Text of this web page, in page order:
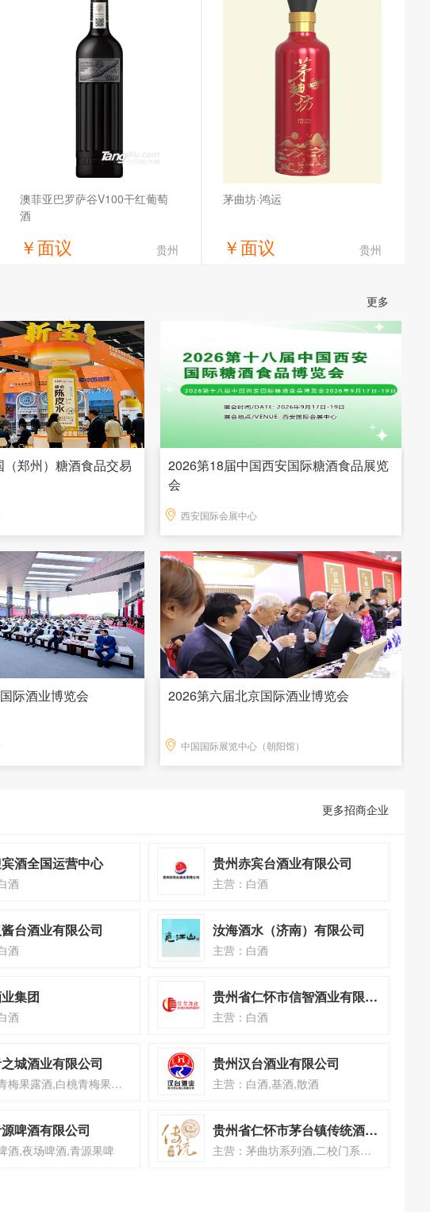
汝海酒水（济南）有限公司 比利時皇家啤酒酿造集团有限公司
澳菲亚巴罗萨谷V100干红葡萄
酒
￥面议 贵州
茅曲坊·鸿运
￥面议 贵州
贵州省仁怀市茅台镇传统酒业有限公
更多
郑州）糖酒食品交易
2026第18届中国西安国际糖酒食品展览
会
西安国际会展中心
际酒业博览会 2026第六届北京国际酒业博览会
中国国际展览中心（朝阳馆）
更多招商企业
酒全国运营中心
酒
贵州赤宾台酒业有限公司
主营：白酒
台酒业有限公司
酒
汝海酒水（济南）有限公司
主营：白酒
集团
酒
贵州省仁怀市信智酒业有限公司
主营：白酒
城酒业有限公司
主营：青梅果露酒,白桃青梅果露酒,橙皮青梅果露酒
贵州汉台酒业有限公司
主营：白酒,基酒,散酒
啤酒有限公司
酒,夜场啤酒,青源果啤
贵州省仁怀市茅台镇传统酒业有限公司
主营：茅曲坊系列酒,二校门系列酒,三尺坊系列酒